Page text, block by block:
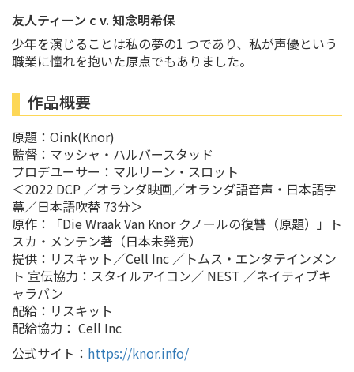
友人ティーン c v. 知念明希保
少年を演じることは私の夢の1 つであり、私が声優という
職業に憧れを抱いた原点でもありました。
作品概要
原題：Oink(Knor)
監督：マッシャ・ハルバースタッド
プロデユーサー：マルリーン・スロット
＜2022 DCP ／オランダ映画／オランダ語音声・日本語字
幕／日本語吹替 73分＞
原作：「Die Wraak Van Knor クノールの復讐（原題）」ト
スカ・メンテン著（日本未発売）
提供：リスキット／Cell Inc ／トムス・エンタテインメン
ト 宣伝協力：スタイルアイコン／ NEST ／ネイティブキ
ャラバン
配給：リスキット
配給協力： Cell Inc
公式サイト： https://knor.info/